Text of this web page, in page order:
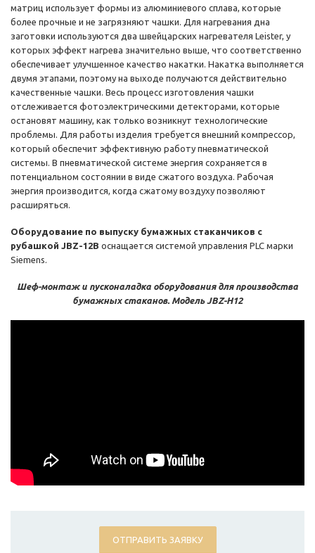
матриц использует формы из алюминиевого сплава, которые
более прочные и не загрязняют чашки. Для нагревания дна
заготовки используются два швейцарских нагревателя Leister, у
которых эффект нагрева значительно выше, что соответственно
обеспечивает улучшенное качество накатки. Накатка выполняется
двумя этапами, поэтому на выходе получаются действительно
качественные чашки. Весь процесс изготовления чашки
отслеживается фотоэлектрическими детекторами, которые
остановят машину, как только возникнут технологические
проблемы. Для работы изделия требуется внешний компрессор,
который обеспечит эффективную работу пневматической
системы. В пневматической системе энергия сохраняется в
потенциальном состоянии в виде сжатого воздуха. Рабочая
энергия производится, когда сжатому воздуху позволяют
расширяться.
Оборудование по выпуску бумажных стаканчиков с
рубашкой JBZ-12B оснащается системой управления PLC марки
Siemens.
Шеф-монтаж и пусконаладка оборудования для производства
бумажных стаканов. Модель JBZ-H12
ОТПРАВИТЬ ЗАЯВКУ